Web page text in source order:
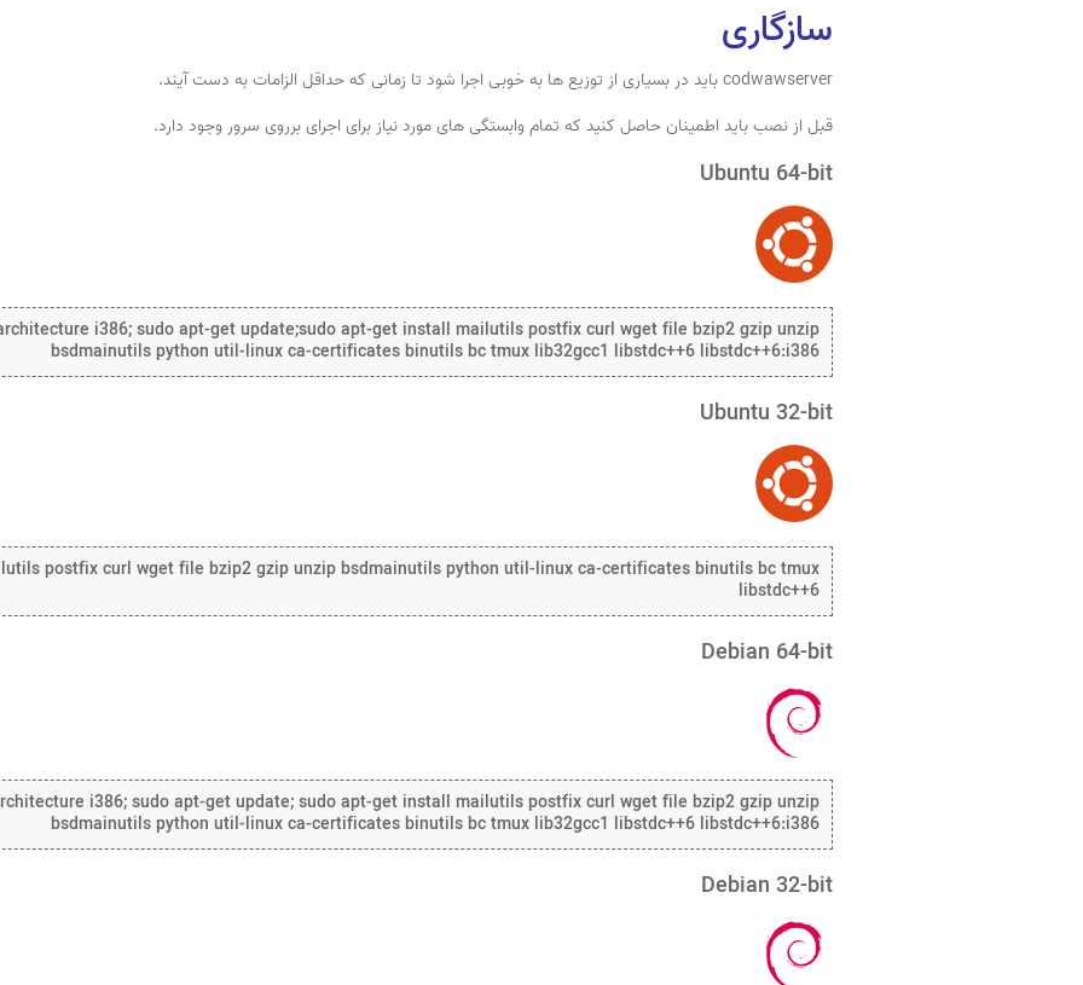
سازگاری
codwawserver باید در بسیاری از توزیع ها به خوبی اجرا شود تا زمانی که حداقل الزامات به دست آیند.
قبل از نصب باید اطمینان حاصل کنید که تمام وابستگی های مورد نیاز برای اجرای برروی سرور وجود دارد.
Ubuntu 64-bit
i386; sudo apt-get update;sudo apt-get install mailutils postfix curl wget file bzip2 gzip unzip
bsdmainutils python util-linux ca-certificates binutils bc tmux lib32gcc1 libstdc++6 libstdc++6:i386
Ubuntu 32-bit
postfix curl wget file bzip2 gzip unzip bsdmainutils python util-linux ca-certificates binutils bc tmux
libstdc++6
Debian 64-bit
i386; sudo apt-get update; sudo apt-get install mailutils postfix curl wget file bzip2 gzip unzip
bsdmainutils python util-linux ca-certificates binutils bc tmux lib32gcc1 libstdc++6 libstdc++6:i386
Debian 32-bit